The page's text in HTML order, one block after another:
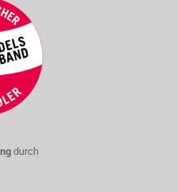
durch